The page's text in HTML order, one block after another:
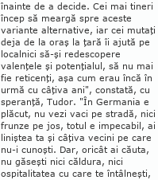
înainte de a decide. Cei mai tineri
încep să meargă spre aceste
variante alternative, iar cei mutaţi
deja de la oraş la ţară îi ajută pe
localnici să-şi redescopere
valenţele şi potenţialul, să nu mai
fie reticenţi, aşa cum erau încă în
urmă cu câţiva ani", constată, cu
speranţă, Tudor. "În Germania e
plăcut, nu vezi vaci pe stradă, nici
frunze pe jos, totul e impecabil, ai
liniştea ta şi câţiva vecini pe care
nu-i cunoşti. Dar, oricât ai căuta,
nu găseşti nici căldura, nici
ospitalitatea cu care te întâlneşti,